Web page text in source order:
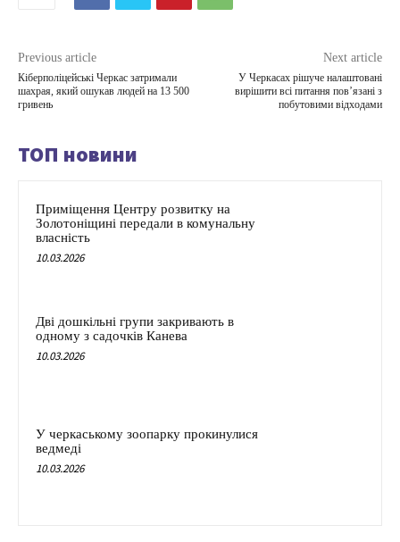
Previous article
Кіберполіцейські Черкас затримали
шахрая, який ошукав людей на 13 500
гривень
Next article
У Черкасах рішуче налаштовані
вирішити всі питання пов’язані з
побутовими відходами
ТОП новини
Приміщення Центру розвитку на
Золотоніщині передали в комунальну
власність
10.03.2026
Дві дошкільні групи закривають в
одному з садочків Канева
10.03.2026
У черкаському зоопарку прокинулися
ведмеді
10.03.2026